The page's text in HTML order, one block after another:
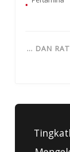
▪
… DAN